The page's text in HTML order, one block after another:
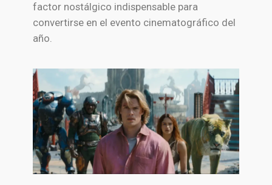
factor nostálgico indispensable para
convertirse en el evento cinematográfico del
año.